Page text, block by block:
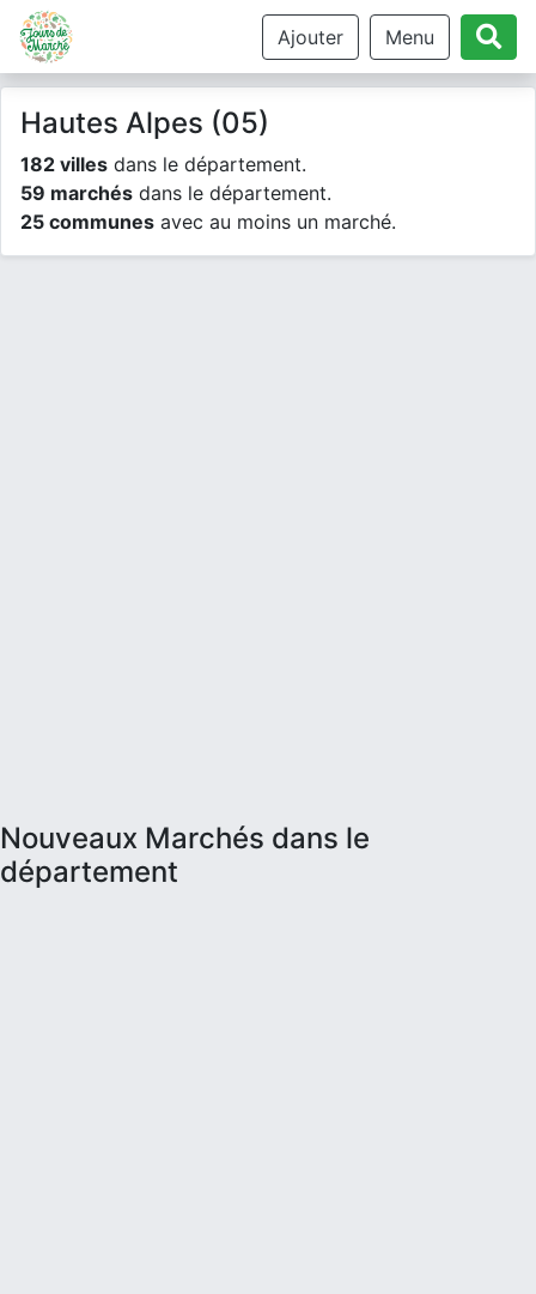
Ajouter Menu
Hautes Alpes (05)
182 villes dans le département.
59 marchés dans le département.
25 communes avec au moins un marché.
Nouveaux Marchés dans le
département